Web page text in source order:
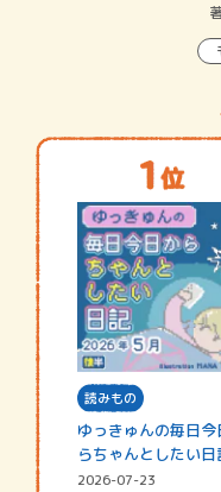
読みもの
ゆっきゅんの毎日今
らちゃんとしたい
☆202…
2026-07-23